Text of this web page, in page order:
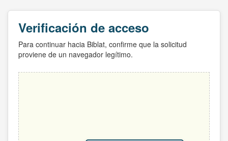
Verificación de acceso
Para continuar hacia Biblat, confirme que la solicitud
proviene de un navegador legítimo.